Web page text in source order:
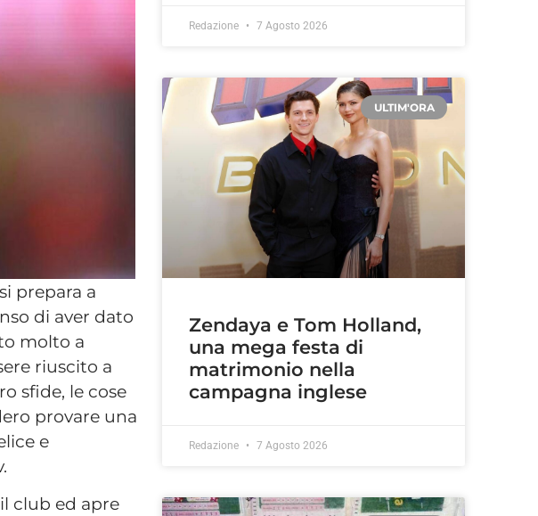
prepara a
di aver dato
molto a
riuscito a
sfide, le cose
provare una
e
club ed apre
Redazione 7 Agosto 2026
ULTIM'ORA
Zendaya e Tom Holland,
una mega festa di
matrimonio nella
campagna inglese
Redazione 7 Agosto 2026